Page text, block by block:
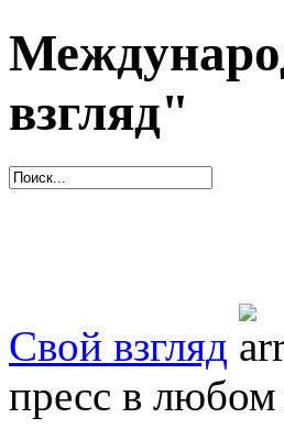
взгляд"
Свой взгляд
пресс в любом